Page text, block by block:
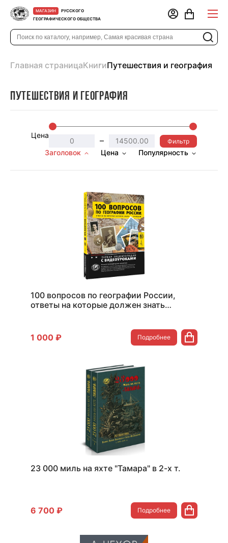
МАГАЗИН
РУССКОГО
ГЕОГРАФИЧЕСКОГО ОБЩЕСТВА
Главная страницаКнигиПутешествия и география
Путешествия и география
Цена
– Фильтр
Заголовок Цена Популярность
100 вопросов по географии России,
ответы на которые должен знать
1 000 ₽ Подробнее
23 000 миль на яхте "Тамара" в 2-х т.
6 700 ₽ Подробнее